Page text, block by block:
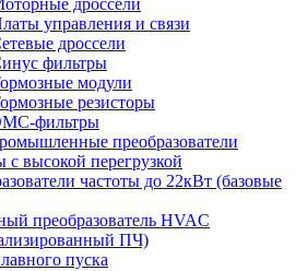
дроссели
управления и связи
дроссели
фильтры
модули
резисторы
фильтры
преобразователи
с высокой перегрузкой
частоты до 22кВт (базовые
преобразователь HVAC
ПЧ)
пуска